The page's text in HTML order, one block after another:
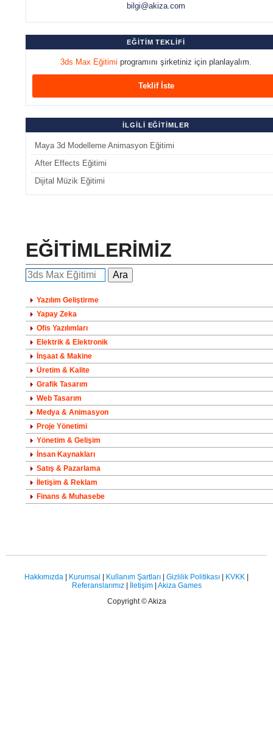
bilgi@akiza.com
EĞİTİM TEKLİFİ
3ds Max Eğitimi programını şirketiniz için planlayalım.
Teklif İste
İLGİLİ EĞİTİMLER
Maya 3d Modelleme Animasyon Eğitimi
After Effects Eğitimi
Dijital Müzik Eğitimi
EĞİTİMLERİMİZ
Yazılım Geliştirme
Yapay Zeka
Ofis Yazılımları
Elektrik & Elektronik
İnşaat & Makine
Üretim & Kalite
Grafik Tasarım
Web Tasarım
Medya & Animasyon
Proje Yönetimi
Yönetim & Gelişim
İnsan Kaynakları
Satış & Pazarlama
İletişim & Reklam
Finans & Muhasebe
Hakkımızda | Kurumsal | Kullanım Şartları | Gizlilik Politikası | KVKK |
Referanslarımız| İletişim| Akiza Games
Copyright © Akiza